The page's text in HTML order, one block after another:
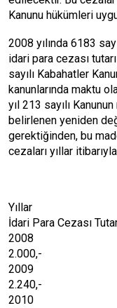
Kanunu hükümleri
2008 yılında 6183
idari para cezası
sayılı Kabahatler
kanunlarında maktu
yıl 213 sayılı
belirlenen yeniden
gerektiğinden, bu
cezaları yıllar
Yıllar
İdari Para Cezası
2008
2.000,-
2009
2.240,-
2010